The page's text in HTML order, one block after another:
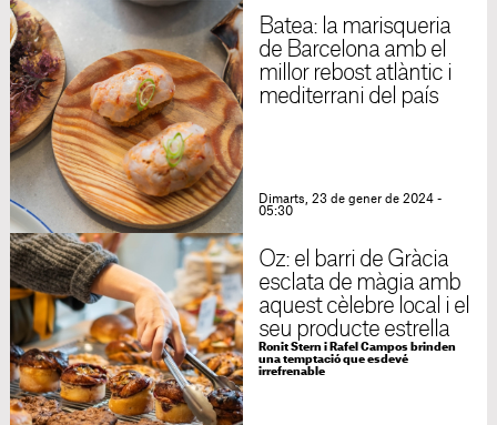
Batea: la marisqueria
de Barcelona amb el
millor rebost atlàntic i
mediterrani del país
Dimarts, 23 de gener de 2024 -
05:30
Oz: el barri de Gràcia
esclata de màgia amb
aquest cèlebre local i el
seu producte estrella
Ronit Stern i Rafel Campos brinden
una temptació que esdevé
irrefrenable